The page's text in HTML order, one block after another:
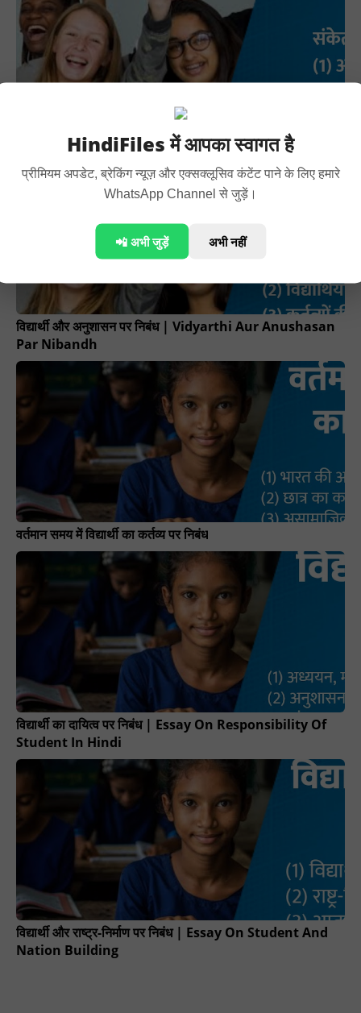
HindiFiles में आपका स्वागत है
प्रीमियम अपडेट, ब्रेकिंग न्यूज़ और एक्सक्लूसिव कंटेंट पाने के लिए हमारे
WhatsApp Channel से जुड़ें।
📲 अभी जुड़ें अभी नहीं
छात्र-अराजकता पर निबंध | Essay On Student Anarchy In
विद्यार्थी और अनुशासन पर निबंध | Vidyarthi Aur Anushasan
Par Nibandh
वर्तमान समय में विद्यार्थी का कर्तव्य पर निबंध
विद्यार्थी का दायित्व पर निबंध | Essay On Responsibility Of
Student In Hindi
विद्यार्थी और राष्ट्र-निर्माण पर निबंध | Essay On Student And
Nation Building